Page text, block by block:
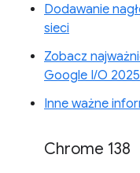
Dodawanie
sieci
Zobacz
Google I/O 2025
Inne ważne
Chrome 138